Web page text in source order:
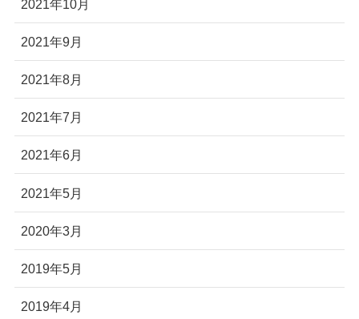
2021年10月
2021年9月
2021年8月
2021年7月
2021年6月
2021年5月
2020年3月
2019年5月
2019年4月